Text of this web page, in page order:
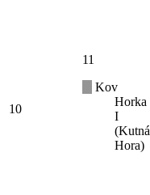
10
11
Kov
Horka
I
(Kutná
Hora)